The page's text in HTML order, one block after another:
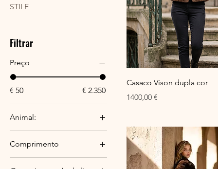
STILE
Filtrar
Preço
€ 50 € 2.350
Animal:
Raposa
Comprimento
90cm (comprimento
Casaco Vison dupla cor
Preço
1400,00 €